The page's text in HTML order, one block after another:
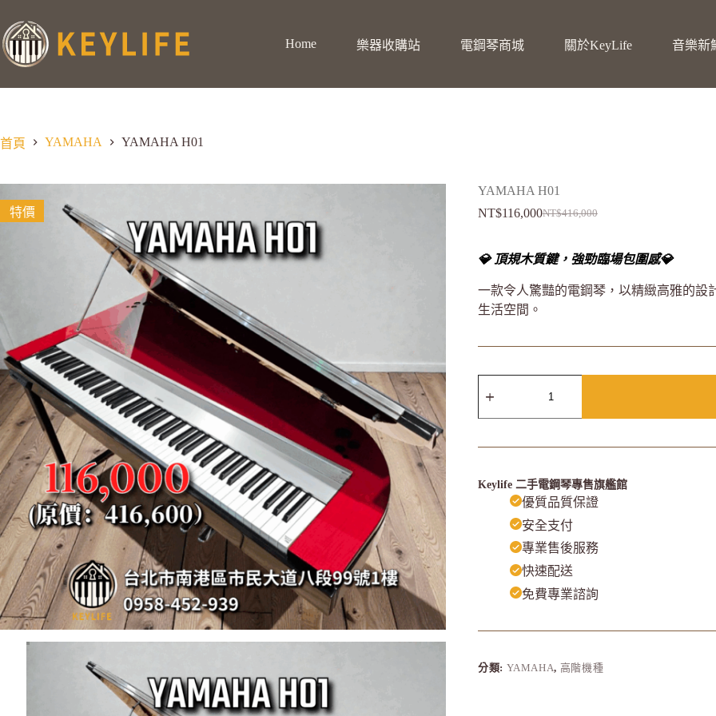
Home 樂器收購站 電鋼琴商城 關於KeyLife 音樂新
首頁 YAMAHA YAMAHA H01
特價
YAMAHA H01
NT$416,000
NT$116,000
💎 頂規木質鍵，強勁臨場包圍感💎
一款令人驚豔的電鋼琴，以精緻高雅的設
生活空間。
Keylife 二手電鋼琴專售旗艦館
優質品質保證
安全支付
專業售後服務
快速配送
免費專業諮詢
分類: YAMAHA, 高階機種